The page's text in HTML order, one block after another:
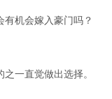
机会嫁入豪门吗？
一直觉做出选择。